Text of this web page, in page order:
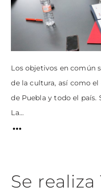
Los objetivos en común
de la cultura, así como
de Puebla y todo el país.
La...
Se realiza